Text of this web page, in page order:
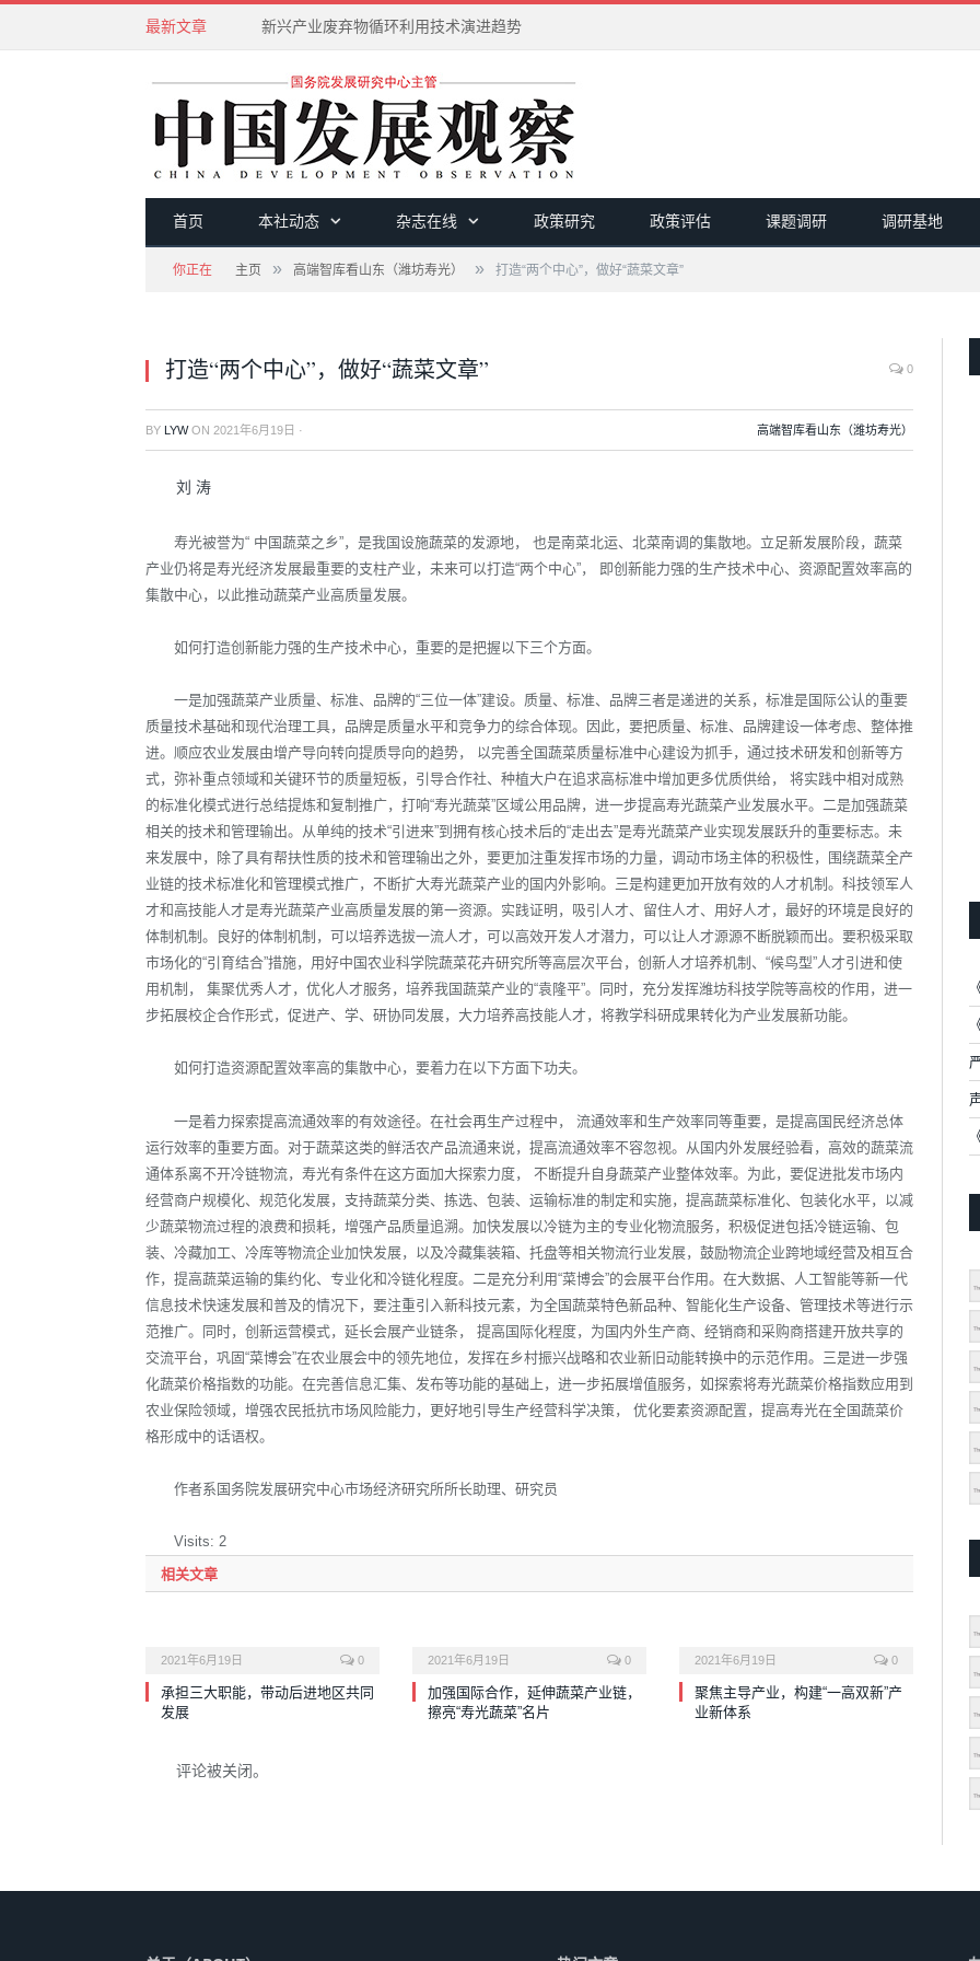
最新文章 新兴产业废弃物循环利用技术演进趋势
首页 本社动态 杂志在线 政策研究 政策评估 课题调研 调研基地
你正在 主页 » 高端智库看山东（潍坊寿光） » 打造“两个中心”，做好“蔬菜文章”
打造“两个中心”，做好“蔬菜文章” 0
BY LYWON 2021年6月19日 · 高端智库看山东（潍坊寿光）
刘 涛
寿光被誉为“ 中国蔬菜之乡”，是我国设施蔬菜的发源地， 也是南菜北运、北菜南调的集散地。立足新发展阶段，蔬菜
产业仍将是寿光经济发展最重要的支柱产业，未来可以打造“两个中心”， 即创新能力强的生产技术中心、资源配置效率高的
集散中心，以此推动蔬菜产业高质量发展。
如何打造创新能力强的生产技术中心，重要的是把握以下三个方面。
一是加强蔬菜产业质量、标准、品牌的“三位一体”建设。质量、标准、品牌三者是递进的关系，标准是国际公认的重要
质量技术基础和现代治理工具，品牌是质量水平和竞争力的综合体现。因此，要把质量、标准、品牌建设一体考虑、整体推
进。顺应农业发展由增产导向转向提质导向的趋势， 以完善全国蔬菜质量标准中心建设为抓手，通过技术研发和创新等方
式，弥补重点领域和关键环节的质量短板，引导合作社、种植大户在追求高标准中增加更多优质供给， 将实践中相对成熟
的标准化模式进行总结提炼和复制推广，打响“寿光蔬菜”区域公用品牌，进一步提高寿光蔬菜产业发展水平。二是加强蔬菜
相关的技术和管理输出。从单纯的技术“引进来”到拥有核心技术后的“走出去”是寿光蔬菜产业实现发展跃升的重要标志。未
来发展中，除了具有帮扶性质的技术和管理输出之外，要更加注重发挥市场的力量，调动市场主体的积极性，围绕蔬菜全产
业链的技术标准化和管理模式推广，不断扩大寿光蔬菜产业的国内外影响。三是构建更加开放有效的人才机制。科技领军人
才和高技能人才是寿光蔬菜产业高质量发展的第一资源。实践证明，吸引人才、留住人才、用好人才，最好的环境是良好的
体制机制。良好的体制机制，可以培养选拔一流人才，可以高效开发人才潜力，可以让人才源源不断脱颖而出。要积极采取
市场化的“引育结合”措施，用好中国农业科学院蔬菜花卉研究所等高层次平台，创新人才培养机制、“候鸟型”人才引进和使
用机制， 集聚优秀人才，优化人才服务，培养我国蔬菜产业的“袁隆平”。同时，充分发挥潍坊科技学院等高校的作用，进一
步拓展校企合作形式，促进产、学、研协同发展，大力培养高技能人才，将教学科研成果转化为产业发展新功能。
如何打造资源配置效率高的集散中心，要着力在以下方面下功夫。
一是着力探索提高流通效率的有效途径。在社会再生产过程中， 流通效率和生产效率同等重要，是提高国民经济总体
运行效率的重要方面。对于蔬菜这类的鲜活农产品流通来说，提高流通效率不容忽视。从国内外发展经验看，高效的蔬菜流
通体系离不开冷链物流，寿光有条件在这方面加大探索力度， 不断提升自身蔬菜产业整体效率。为此，要促进批发市场内
经营商户规模化、规范化发展，支持蔬菜分类、拣选、包装、运输标准的制定和实施，提高蔬菜标准化、包装化水平，以减
少蔬菜物流过程的浪费和损耗，增强产品质量追溯。加快发展以冷链为主的专业化物流服务，积极促进包括冷链运输、包
装、冷藏加工、冷库等物流企业加快发展，以及冷藏集装箱、托盘等相关物流行业发展，鼓励物流企业跨地域经营及相互合
作，提高蔬菜运输的集约化、专业化和冷链化程度。二是充分利用“菜博会”的会展平台作用。在大数据、人工智能等新一代
信息技术快速发展和普及的情况下，要注重引入新科技元素，为全国蔬菜特色新品种、智能化生产设备、管理技术等进行示
范推广。同时，创新运营模式，延长会展产业链条， 提高国际化程度，为国内外生产商、经销商和采购商搭建开放共享的
交流平台，巩固“菜博会”在农业展会中的领先地位，发挥在乡村振兴战略和农业新旧动能转换中的示范作用。三是进一步强
化蔬菜价格指数的功能。在完善信息汇集、发布等功能的基础上，进一步拓展增值服务，如探索将寿光蔬菜价格指数应用到
农业保险领域，增强农民抵抗市场风险能力，更好地引导生产经营科学决策， 优化要素资源配置，提高寿光在全国蔬菜价
格形成中的话语权。
作者系国务院发展研究中心市场经济研究所所长助理、研究员
Visits: 2
相关文章
2021年6月19日 0
承担三大职能，带动后进地区共同
发展
2021年6月19日 0
加强国际合作，延伸蔬菜产业链，
擦亮“寿光蔬菜”名片
2021年6月19日 0
聚焦主导产业，构建“一高双新”产
业新体系
评论被关闭。